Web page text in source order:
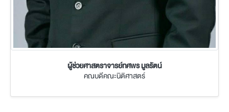
ผู้ช่วยศาสตราจารย์ทศพร มูลรัตน์
คณบดีคณะนิติศาสตร์